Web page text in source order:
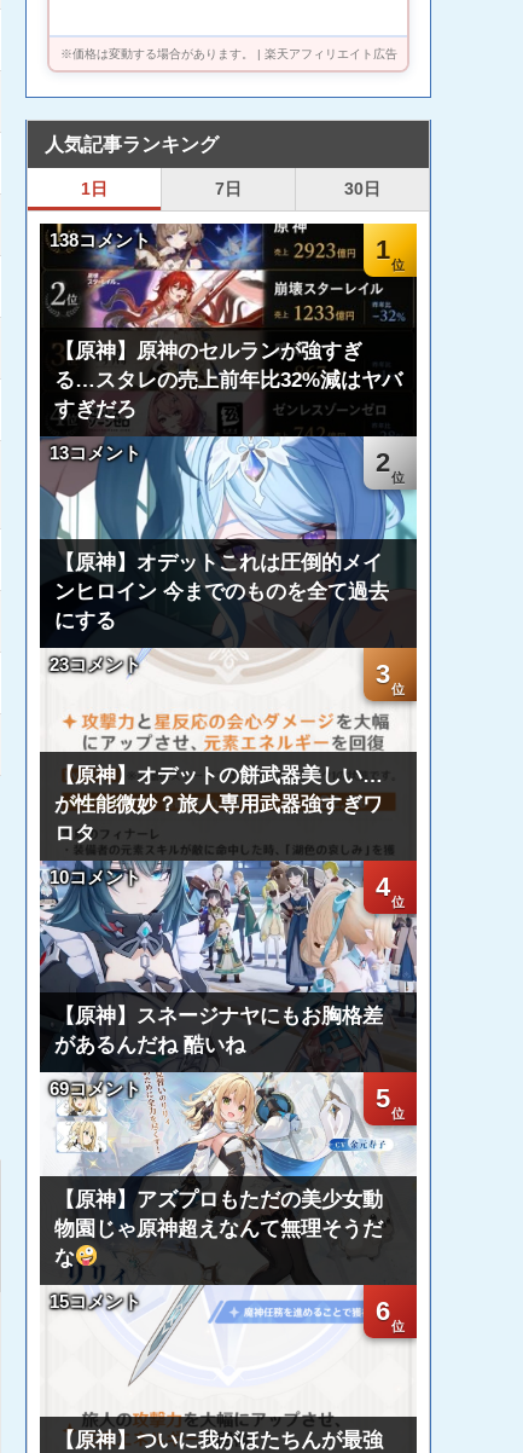
大5年保証】
※価格は変動する場合があります。 | 楽天アフィリエイト広告
人気記事ランキング
1日 7日 30日
1
138コメント
【原神】原神のセルランが強すぎ
る…スタレの売上前年比32%減はヤバ
すぎだろ
2
13コメント
【原神】オデットこれは圧倒的メイ
ンヒロイン 今までのものを全て過去
にする
3
23コメント
【原神】オデットの餅武器美しい…
が性能微妙？旅人専用武器強すぎワ
ロタ
4
10コメント
【原神】スネージナヤにもお胸格差
があるんだね 酷いね
5
69コメント
【原神】アズプロもただの美少女動
物園じゃ原神超えなんて無理そうだ
な
6
15コメント
【原神】ついに我がほたちんが最強